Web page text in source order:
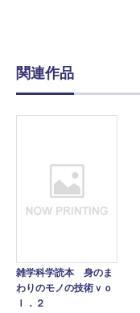
関連作品
雑学科学読本 身のま
わりのモノの技術ｖｏ
ｌ．２